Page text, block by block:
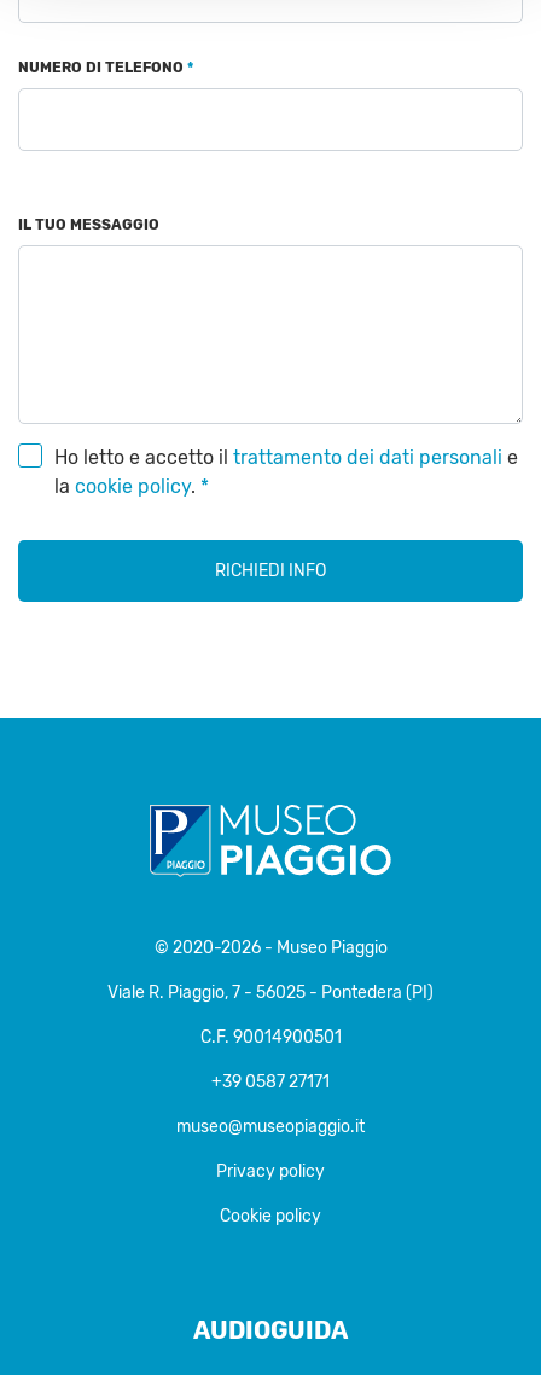
NUMERO DI TELEFONO *
IL TUO MESSAGGIO
Ho letto e accetto iltrattamento dei dati personali e
lacookie policy. *
RICHIEDI INFO
© 2020-2026 - Museo Piaggio
Viale R. Piaggio, 7 - 56025 - Pontedera (PI)
C.F. 90014900501
+39 0587 27171
museo@museopiaggio.it
Privacy policy
Cookie policy
AUDIOGUIDA